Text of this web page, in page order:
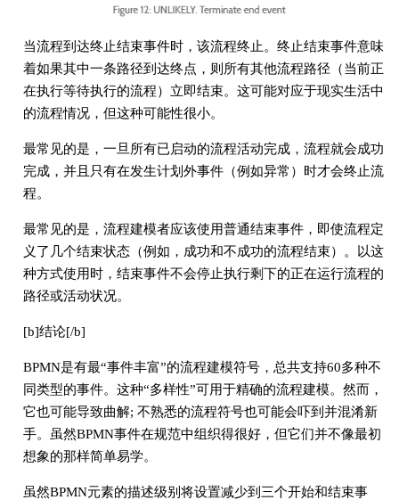
当流程到达终止结束事件时，该流程终止。终止结束事件意味
着如果其中一条路径到达终点，则所有其他流程路径（当前正
在执行等待执行的流程）立即结束。这可能对应于现实生活中
的流程情况，但这种可能性很小。
最常见的是，一旦所有已启动的流程活动完成，流程就会成功
完成，并且只有在发生计划外事件（例如异常）时才会终止流
程。
最常见的是，流程建模者应该使用普通结束事件，即使流程定
义了几个结束状态（例如，成功和不成功的流程结束）。以这
种方式使用时，结束事件不会停止执行剩下的正在运行流程的
路径或活动状况。
[b]结论[/b]
BPMN是有最“事件丰富”的流程建模符号，总共支持60多种不
同类型的事件。这种“多样性”可用于精确的流程建模。然而，
它也可能导致曲解; 不熟悉的流程符号也可能会吓到并混淆新
手。虽然BPMN事件在规范中组织得很好，但它们并不像最初
想象的那样简单易学。
虽然BPMN元素的描述级别将设置减少到三个开始和结束事